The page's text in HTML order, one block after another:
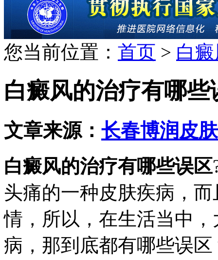
您当前位置： 首页 > 白
白癜风的治疗有哪些
文章来源： 长春博润皮
白癜风的治疗有哪些误区
头痛的一种皮肤疾病，
情，所以，在生活当中
病，那到底都有哪些误